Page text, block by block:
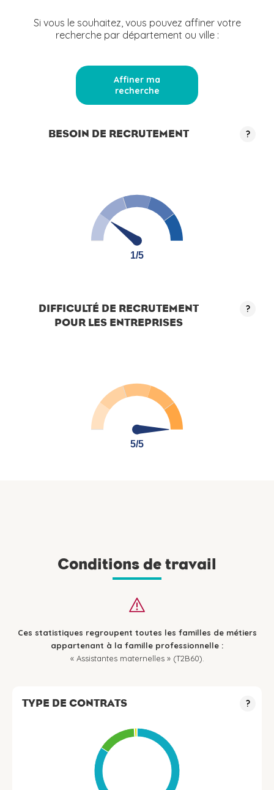
Si vous le souhaitez, vous pouvez affiner votre
recherche par département ou ville :
Affiner ma
recherche
BESOIN DE RECRUTEMENT ?
1/5
1/5
DIFFICULTÉ DE RECRUTEMENT
POUR LES ENTREPRISES
?
5/5
5/5
Conditions de travail
Ces statistiques regroupent toutes les familles de métiers
appartenant à la famille professionnelle :
« Assistantes maternelles » (T2B60).
TYPE DE CONTRATS ?